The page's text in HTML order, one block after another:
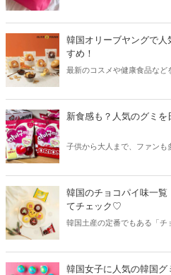
とめてチェックしてみましょ
韓国オリーブヤングで人
すめ！
最新のコスメや健康食品など
お菓子をご紹介します！
新食感も？人気のグミを
子供から大人まで、ファンも
韓国のチョコパイ味一
てチェック♡
韓国土産の定番でもある「チ
の中から、特におすすめの
韓国女子に人気の韓国